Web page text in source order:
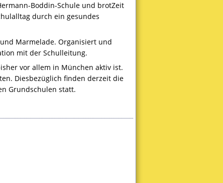
Boddin-Schule und brotZeit
durch ein gesundes
Marmelade. Organisiert und
mit der Schulleitung.
vor allem in München aktiv ist.
Diesbezüglich finden derzeit die
Grundschulen statt.